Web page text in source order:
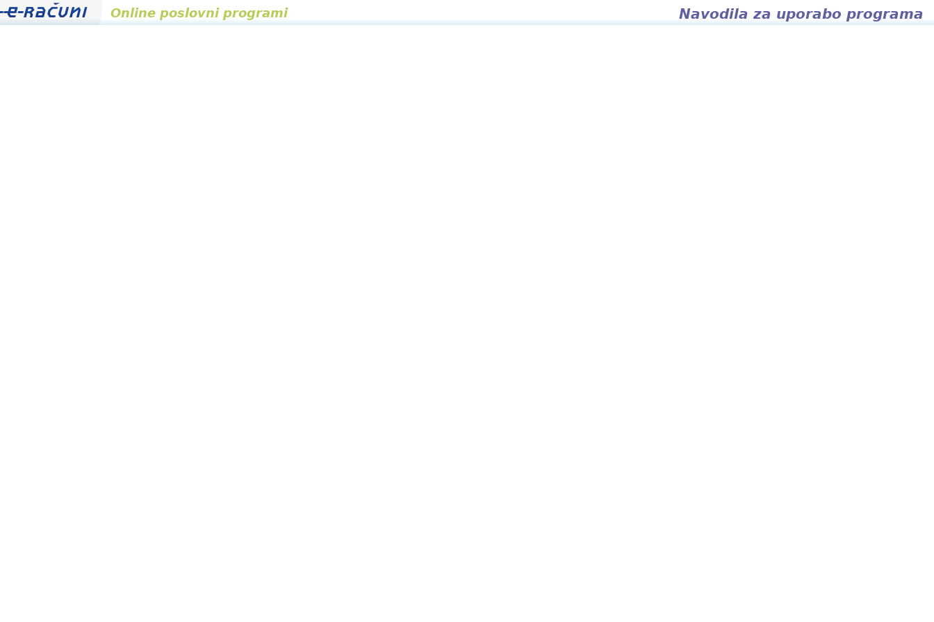
Online poslovni programi Navodila za uporabo programa